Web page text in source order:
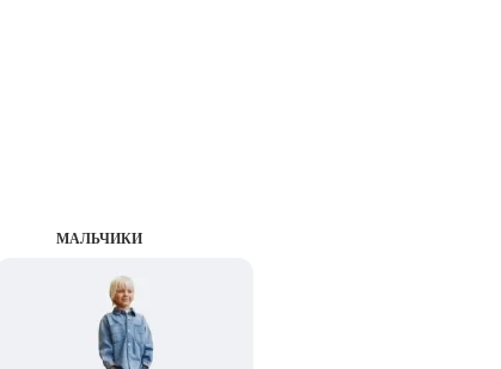
MАЛЬЧИКИ